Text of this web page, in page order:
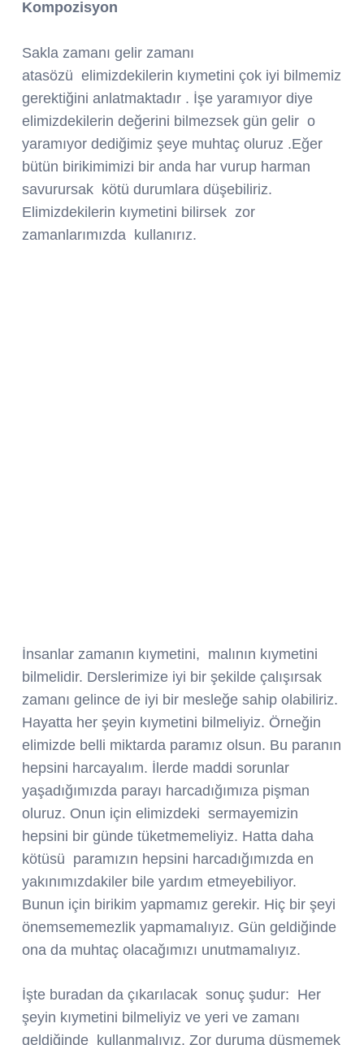
Kompozisyon
Sakla zamanı gelir zamanı
atasözü elimizdekilerin kıymetini çok iyi bilmemiz
gerektiğini anlatmaktadır . İşe yaramıyor diye
elimizdekilerin değerini bilmezsek gün gelir o
yaramıyor dediğimiz şeye muhtaç oluruz .Eğer
bütün birikimimizi bir anda har vurup harman
savurursak kötü durumlara düşebiliriz.
Elimizdekilerin kıymetini bilirsek zor
zamanlarımızda kullanırız.
İnsanlar zamanın kıymetini, malının kıymetini
bilmelidir. Derslerimize iyi bir şekilde çalışırsak
zamanı gelince de iyi bir mesleğe sahip olabiliriz.
Hayatta her şeyin kıymetini bilmeliyiz. Örneğin
elimizde belli miktarda paramız olsun. Bu paranın
hepsini harcayalım. İlerde maddi sorunlar
yaşadığımızda parayı harcadığımıza pişman
oluruz. Onun için elimizdeki sermayemizin
hepsini bir günde tüketmemeliyiz. Hatta daha
kötüsü paramızın hepsini harcadığımızda en
yakınımızdakiler bile yardım etmeyebiliyor.
Bunun için birikim yapmamız gerekir. Hiç bir şeyi
önemsememezlik yapmamalıyız. Gün geldiğinde
ona da muhtaç olacağımızı unutmamalıyız.
İşte buradan da çıkarılacak sonuç şudur: Her
şeyin kıymetini bilmeliyiz ve yeri ve zamanı
geldiğinde kullanmalıyız. Zor duruma düşmemek